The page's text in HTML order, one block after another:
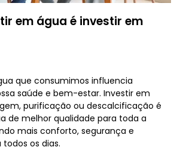
em água é investir em
que consumimos influencia
saúde e bem-estar. Investir em
purificação ou descalcificação é
de melhor qualidade para toda a
mais conforto, segurança e
os dias.